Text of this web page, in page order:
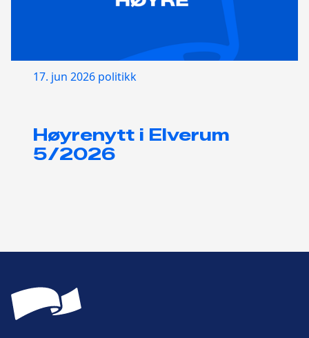
17. jun 2026 politikk
Høyrenytt i Elverum
5/2026